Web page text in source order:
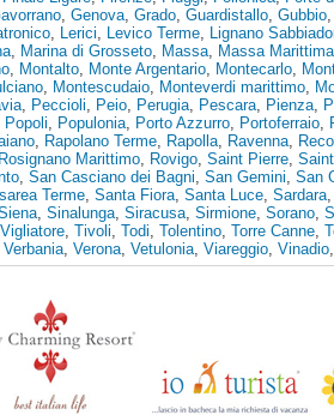
, Genova, Grado, Guardistallo, Gubbio,
, Lerici, Levico Terme, Lignano
, Marina di Grosseto, Massa, Massa Marittima
, Montalto, Monte Argentario, Montecarlo,
, Montescudaio, Monteverdi marittimo,
, Peccioli, Peio, Perugia, Pescara, Pienza,
Popoli, Populonia, Porto Azzurro, Portoferraio,
, Rapolano Terme, Rapolla, Ravenna,
Rosignano Marittimo, Rovigo, Saint Pierre,
, San Casciano dei Bagni, San Gemini, San
Terme, Santa Fiora, Santa Luce, Sardara,
, Sinalunga, Siracusa, Sirmione, Sorano,
, Tivoli, Todi, Tolentino, Torre Canne,
Verbania, Verona, Vetulonia, Viareggio, Vinadio,